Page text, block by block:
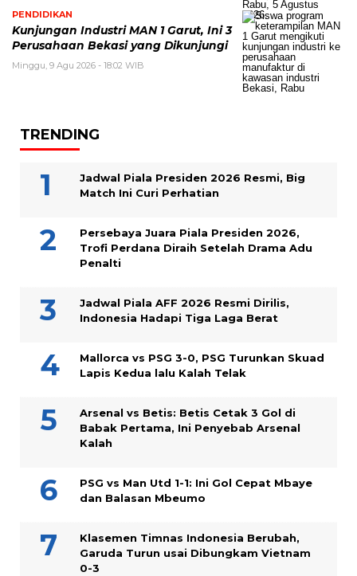
PENDIDIKAN
Kunjungan Industri MAN 1 Garut, Ini 3
Perusahaan Bekasi yang Dikunjungi
Minggu, 9 Agu 2026 - 18:02 WIB
TRENDING
Jadwal Piala Presiden 2026 Resmi, Big
Match Ini Curi Perhatian
Persebaya Juara Piala Presiden 2026,
Trofi Perdana Diraih Setelah Drama Adu
Penalti
Jadwal Piala AFF 2026 Resmi Dirilis,
Indonesia Hadapi Tiga Laga Berat
Mallorca vs PSG 3-0, PSG Turunkan Skuad
Lapis Kedua lalu Kalah Telak
Arsenal vs Betis: Betis Cetak 3 Gol di
Babak Pertama, Ini Penyebab Arsenal
Kalah
PSG vs Man Utd 1-1: Ini Gol Cepat Mbaye
dan Balasan Mbeumo
Klasemen Timnas Indonesia Berubah,
Garuda Turun usai Dibungkam Vietnam
0-3